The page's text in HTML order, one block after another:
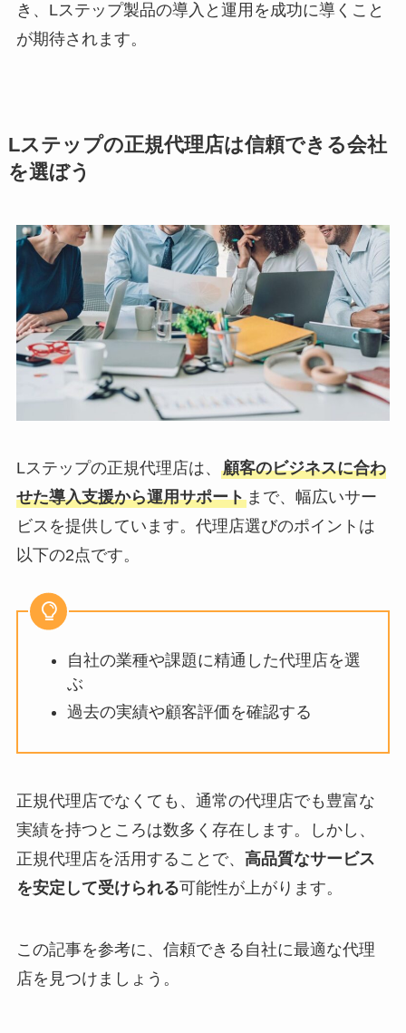
き、Lステップ製品の導入と運用を成功に導くこと
が期待されます。
Lステップの正規代理店は信頼できる会社
を選ぼう
Lステップの正規代理店は、 顧客のビジネスに合わ
せた導入支援から運用サポートまで、幅広いサー
ビスを提供しています。代理店選びのポイントは
以下の2点です。
自社の業種や課題に精通した代理店を選
ぶ
過去の実績や顧客評価を確認する
正規代理店でなくても、通常の代理店でも豊富な
実績を持つところは数多く存在します。しかし、
正規代理店を活用することで、 高品質なサービス
を安定して受けられる可能性が上がります。
この記事を参考に、信頼できる自社に最適な代理
店を見つけましょう。